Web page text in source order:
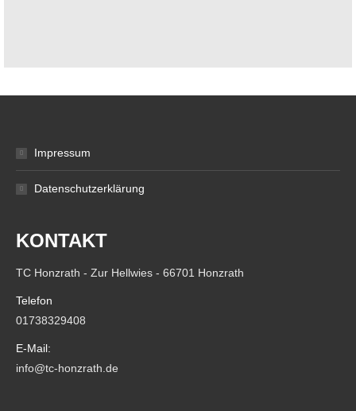
Impressum
Datenschutzerklärung
KONTAKT
TC Honzrath - Zur Hellwies - 66701 Honzrath
Telefon
01738329408
E-Mail:
info@tc-honzrath.de